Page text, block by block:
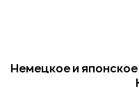
Немецкое и